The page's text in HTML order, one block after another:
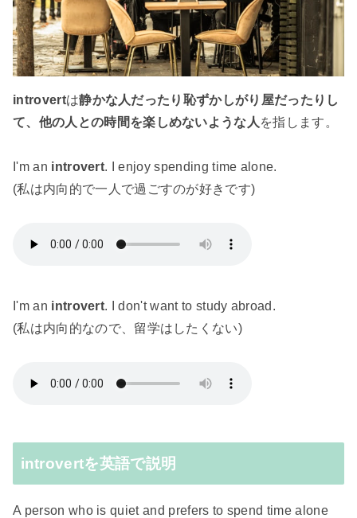
introvertは静かな人だったり恥ずかしがり屋だったりし
て、他の人との時間を楽しめないような人 を指します。
I'm an introvert. I enjoy spending time alone.
(私は内向的で一人で過ごすのが好きです)
I'm an introvert. I don't want to study abroad.
(私は内向的なので、留学はしたくない)
introvertを英語で説明
A person who is quiet and prefers to spend time alone